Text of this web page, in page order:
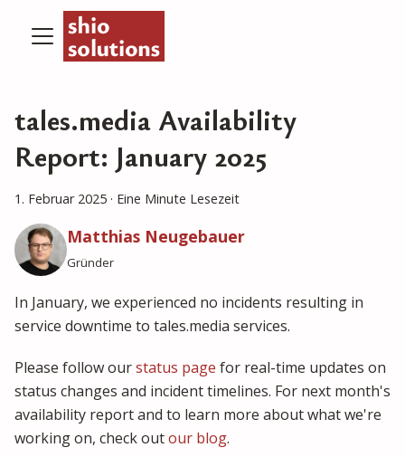
tales.media Availability
Report: January 2025
1. Februar 2025 · Eine Minute Lesezeit
Matthias Neugebauer
Gründer
In January, we experienced no incidents resulting in
service downtime to tales.media services.
Please follow ourstatus page for real-time updates on
status changes and incident timelines. For next month's
availability report and to learn more about what we're
working on, check outour blog.